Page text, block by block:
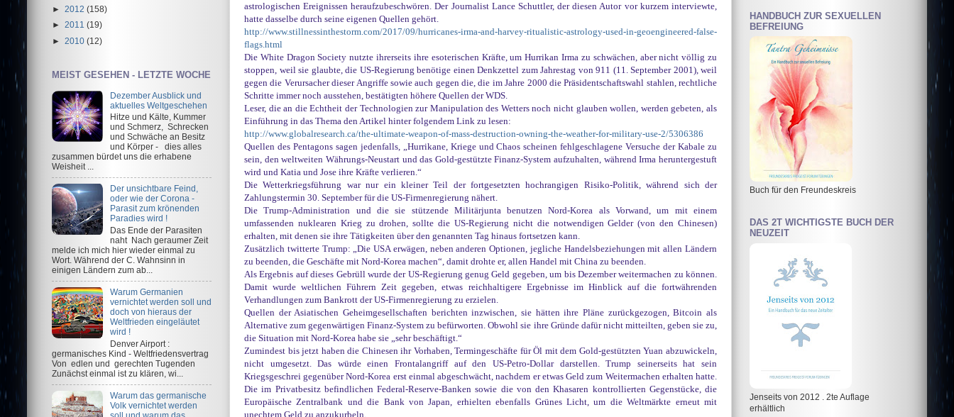
astrologischen Ereignissen heraufzubeschwören. Der Journalist Lance Schuttler, der diesen Autor vor kurzem interviewte,
hatte dasselbe durch seine eigenen Quellen gehört.
http://www.stillnessinthestorm.com/2017/09/hurricanes-irma-and-harvey-ritualistic-astrology-used-in-geoengineered-false-
flags.html
Die White Dragon Society nutzte ihrerseits ihre esoterischen Kräfte, um Hurrikan Irma zu schwächen, aber nicht völlig zu
stoppen, weil sie glaubte, die US-Regierung benötige einen Denkzettel zum Jahrestag von 911 (11. September 2001), weil
gegen die Verursacher dieser Angriffe sowie auch gegen die, die im Jahre 2000 die Präsidentschaftswahl stahlen, rechtliche
Schritte immer noch ausstehen, bestätigten höhere Quellen der WDS.
Leser, die an die Echtheit der Technologien zur Manipulation des Wetters noch nicht glauben wollen, werden gebeten, als
Einführung in das Thema den Artikel hinter folgendem Link zu lesen:
http://www.globalresearch.ca/the-ultimate-weapon-of-mass-destruction-owning-the-weather-for-military-use-2/5306386
Quellen des Pentagons sagen jedenfalls, „Hurrikane, Kriege und Chaos scheinen fehlgeschlagene Versuche der Kabale zu
sein, den weltweiten Währungs-Neustart und das Gold-gestützte Finanz-System aufzuhalten, während Irma heruntergestuft
wird und Katia und Jose ihre Kräfte verlieren.“
Die Wetterkriegsführung war nur ein kleiner Teil der fortgesetzten hochrangigen Risiko-Politik, während sich der
Zahlungstermin 30. September für die US-Firmenregierung nähert.
Die Trump-Administration und die sie stützende Militärjunta benutzen Nord-Korea als Vorwand, um mit einem
umfassenden nuklearen Krieg zu drohen, sollte die US-Regierung nicht die notwendigen Gelder (von den Chinesen)
erhalten, mit denen sie ihre Tätigkeiten über den genannten Tag hinaus fortsetzen kann.
Zusätzlich twitterte Trump: „Die USA erwägen, neben anderen Optionen, jegliche Handelsbeziehungen mit allen Ländern
zu beenden, die Geschäfte mit Nord-Korea machen“, damit drohte er, allen Handel mit China zu beenden.
Als Ergebnis auf dieses Gebrüll wurde der US-Regierung genug Geld gegeben, um bis Dezember weitermachen zu können.
Damit wurde weltlichen Führern Zeit gegeben, etwas reichhaltigere Ergebnisse im Hinblick auf die fortwährenden
Verhandlungen zum Bankrott der US-Firmenregierung zu erzielen.
Quellen der Asiatischen Geheimgesellschaften berichten inzwischen, sie hätten ihre Pläne zurückgezogen, Bitcoin als
Alternative zum gegenwärtigen Finanz-System zu befürworten. Obwohl sie ihre Gründe dafür nicht mitteilten, geben sie zu,
die Situation mit Nord-Korea habe sie „sehr beschäftigt.“
Zumindest bis jetzt haben die Chinesen ihr Vorhaben, Termingeschäfte für Öl mit dem Gold-gestützten Yuan abzuwickeln,
nicht umgesetzt. Das würde einen Frontalangriff auf den US-Petro-Dollar darstellen. Trump seinerseits hat sein
Kriegsgeschrei gegenüber Nord-Korea erst einmal abgeschwächt, nachdem er etwas Geld zum Weitermachen erhalten hatte.
Die im Privatbesitz befindlichen Federal-Reserve-Banken sowie die von den Khasaren kontrollierten Gegenstücke, die
Europäische Zentralbank und die Bank von Japan, erhielten ebenfalls Grünes Licht, um die Weltmärkte erneut mit
unechtem Geld zu anzukurbeln.
► 2012 (158)
► 2011 (19)
► 2010 (12)
MEIST GESEHEN - LETZTE WOCHE
Dezember Ausblick und
aktuelles Weltgeschehen
Hitze und Kälte, Kummer
und Schmerz, Schrecken
und Schwäche an Besitz
und Körper - dies alles
zusammen bürdet uns die erhabene
Weisheit ...
Der unsichtbare Feind,
oder wie der Corona -
Parasit zum krönenden
Paradies wird !
Das Ende der Parasiten
naht Nach geraumer Zeit
melde ich mich hier wieder einmal zu
Wort. Während der C. Wahnsinn in
einigen Ländern zum ab...
Warum Germanien
vernichtet werden soll und
doch von hieraus der
Weltfrieden eingeläutet
wird !
Denver Airport :
germanisches Kind - Weltfriedensvertrag
Von edlen und gerechten Tugenden
Zunächst einmal ist zu klären, wi...
Warum das germanische
Volk vernichtet werden
soll und warum das
HANDBUCH ZUR SEXUELLEN
BEFREIUNG
Buch für den Freundeskreis
DAS 2T WICHTIGSTE BUCH DER
NEUZEIT
Jenseits von 2012 . 2te Auflage
erhältlich